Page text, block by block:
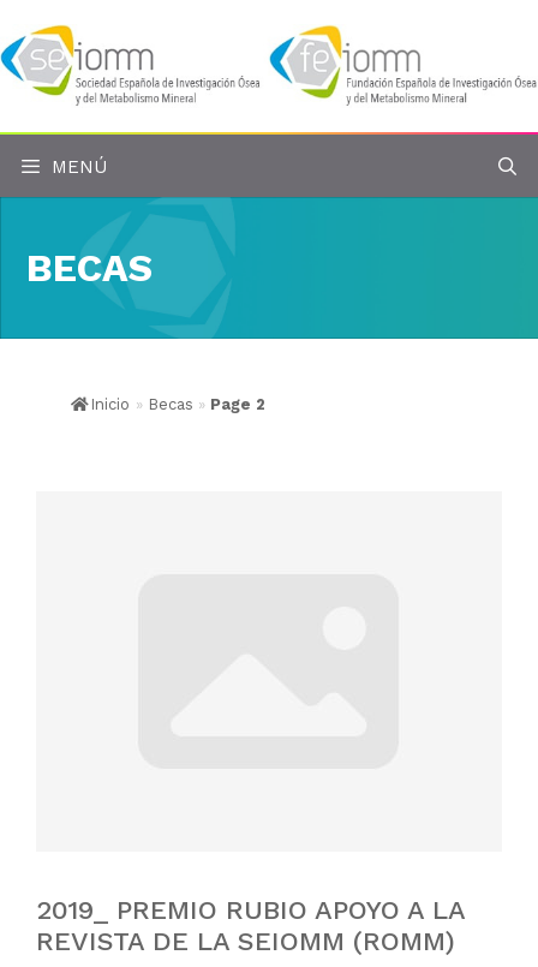
al
contenido
MENÚ
BECAS
Inicio » Becas » Page 2
2019_ PREMIO RUBIO APOYO A LA
REVISTA DE LA SEIOMM (ROMM)